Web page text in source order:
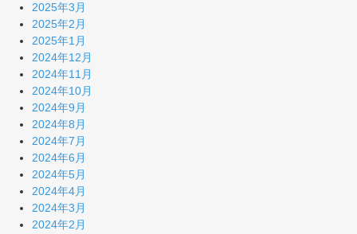
2025年3月
2025年2月
2025年1月
2024年12月
2024年11月
2024年10月
2024年9月
2024年8月
2024年7月
2024年6月
2024年5月
2024年4月
2024年3月
2024年2月